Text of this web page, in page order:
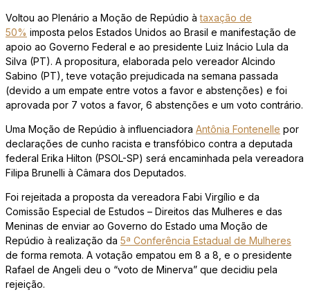
Voltou ao Plenário a Moção de Repúdio àtaxação de
50% imposta pelos Estados Unidos ao Brasil e manifestação de
apoio ao Governo Federal e ao presidente Luiz Inácio Lula da
Silva (PT). A propositura, elaborada pelo vereador Alcindo
Sabino (PT), teve votação prejudicada na semana passada
(devido a um empate entre votos a favor e abstenções) e foi
aprovada por 7 votos a favor, 6 abstenções e um voto contrário.
Uma Moção de Repúdio à influenciadora Antônia Fontenelle por
declarações de cunho racista e transfóbico contra a deputada
federal Erika Hilton (PSOL-SP) será encaminhada pela vereadora
Filipa Brunelli à Câmara dos Deputados.
Foi rejeitada a proposta da vereadora Fabi Virgílio e da
Comissão Especial de Estudos – Direitos das Mulheres e das
Meninas de enviar ao Governo do Estado uma Moção de
Repúdio à realização da 5ª Conferência Estadual de Mulheres
de forma remota. A votação empatou em 8 a 8, e o presidente
Rafael de Angeli deu o “voto de Minerva” que decidiu pela
rejeição.